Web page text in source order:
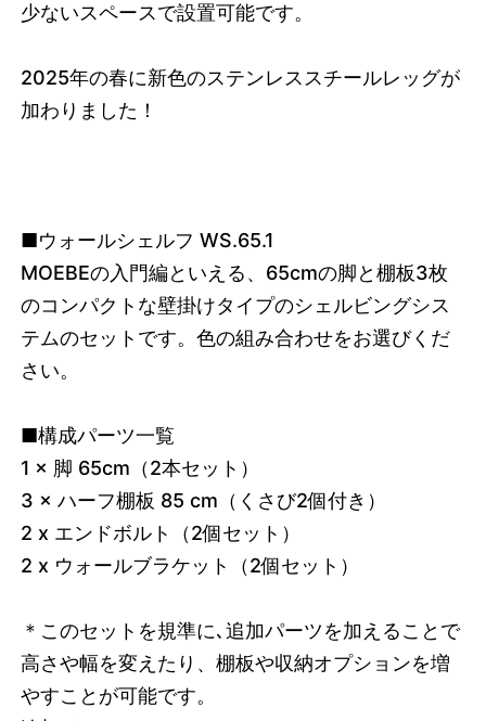
少ないスペースで設置可能です。
2025年の春に新色のステンレススチールレッグが
加わりました！
■ウォールシェルフ WS.65.1
MOEBEの入門編といえる、65cmの脚と棚板3枚
のコンパクトな壁掛けタイプのシェルビングシス
テムのセットです。色の組み合わせをお選びくだ
さい。
■構成パーツ一覧
1 × 脚 65cm（2本セット）
3 × ハーフ棚板 85 cm（くさび2個付き）
2 x エンドボルト（2個セット）
2 x ウォールブラケット
（2個セット ）
＊このセットを規準に､追加パーツを加えることで
高さや幅を変えたり、棚板や収納オプションを増
やすことが可能です。